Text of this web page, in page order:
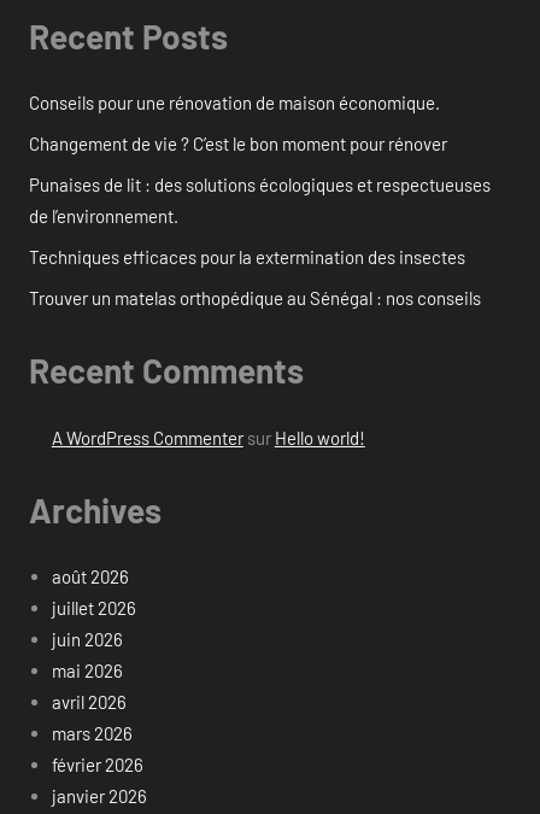
Recent Posts
Conseils pour une rénovation de maison économique.
Changement de vie ? C’est le bon moment pour rénover
Punaises de lit : des solutions écologiques et respectueuses
de l’environnement.
Techniques efficaces pour la extermination des insectes
Trouver un matelas orthopédique au Sénégal : nos conseils
Recent Comments
A WordPress Commentersur Hello world!
Archives
août 2026
juillet 2026
juin 2026
mai 2026
avril 2026
mars 2026
février 2026
janvier 2026